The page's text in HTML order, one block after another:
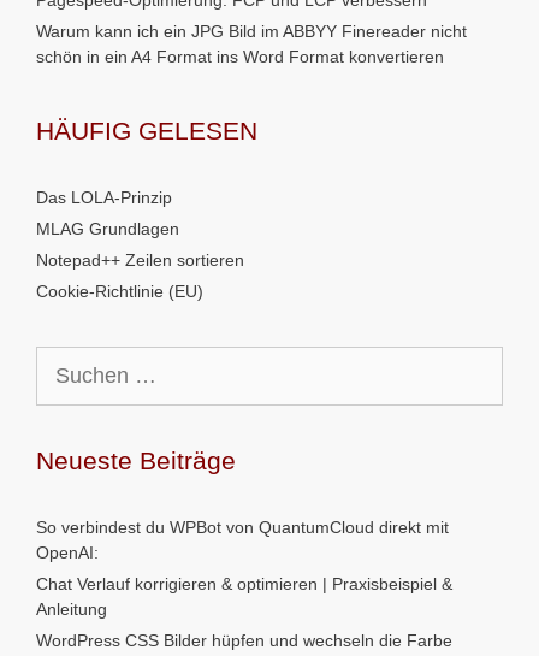
Warum kann ich ein JPG Bild im ABBYY Finereader nicht
schön in ein A4 Format ins Word Format konvertieren
HÄUFIG GELESEN
Das LOLA-Prinzip
MLAG Grundlagen
Notepad++ Zeilen sortieren
Cookie-Richtlinie (EU)
nach:
Neueste Beiträge
So verbindest du WPBot von QuantumCloud direkt mit
OpenAI:
Chat Verlauf korrigieren & optimieren | Praxisbeispiel &
Anleitung
WordPress CSS Bilder hüpfen und wechseln die Farbe